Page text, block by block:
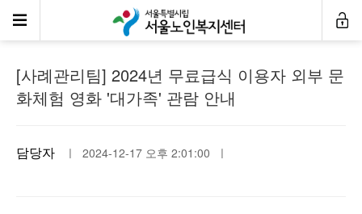
공지사항
[사례관리팀] 2024년 무료급식 이용자 외부 문
화체험 영화 '대가족' 관람 안내
담당자 ㅣ 2024-12-17 오후 2:01:00 ㅣ